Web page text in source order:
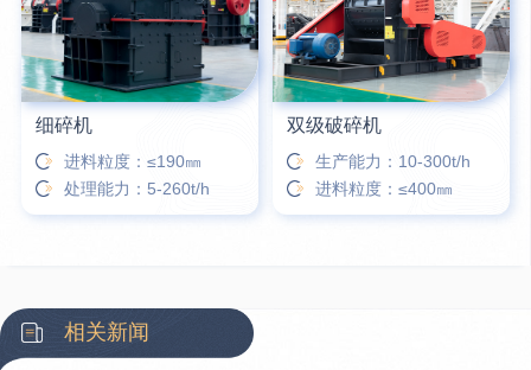
细碎机
进料粒度：≤190㎜
处理能力：5-260t/h
双级破碎机
生产能力：10-300t/h
进料粒度：≤400㎜
相关新闻